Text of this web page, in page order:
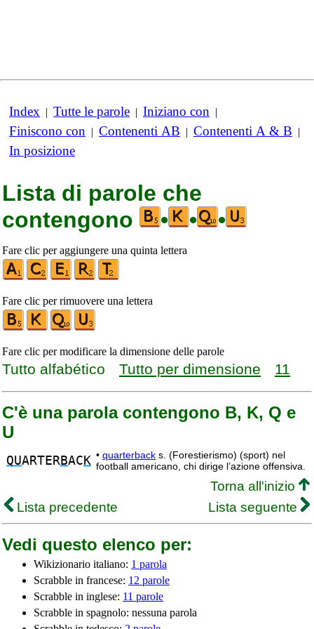
Index | Tutte le parole | Iniziano con |
Finiscono con | Contenenti AB | Contenenti A & B |
In posizione
Lista di parole che
contengono
• • •
Fare clic per aggiungere una quinta lettera
Fare clic per rimuovere una lettera
Fare clic per modificare la dimensione delle parole
Tutto alfabético Tutto per dimensione 11
C'è una parola contengono B, K, Q e
U
QUARTERBAC K • quarterback s. (Forestierismo) (sport) nel
football americano, chi dirige l’azione offensiva.
Torna all'inizio
Lista precedente
Lista seguente
Vedi questo elenco per:
Wikizionario italiano: 1 parola
Scrabble in francese: 12 parole
Scrabble in inglese: 11 parole
Scrabble in spagnolo: nessuna parola